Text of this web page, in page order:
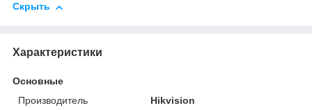
Скрыть
Характеристики
Основные
Производитель
Hikvision